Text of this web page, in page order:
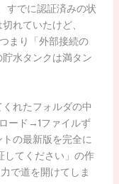
すでに認証済みの状
れていたけど、
まり「外部接続の
水タンクは満タン
れたフォルダの中
ード→1ファイルず
の最新版を完全に
してください」の作
で道を開けてしま